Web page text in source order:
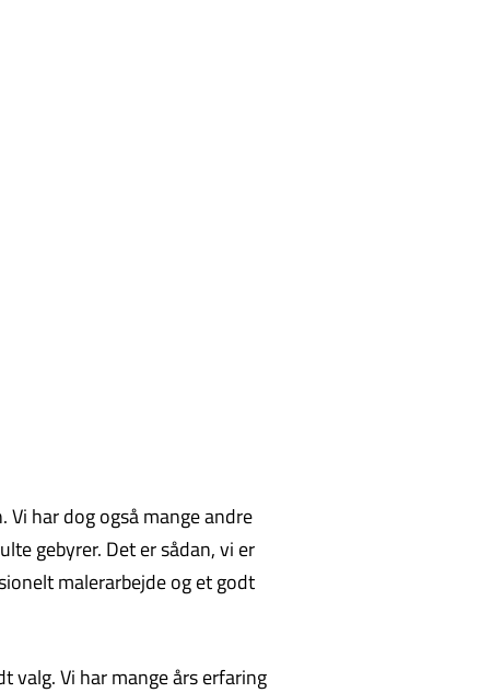
har dog også mange andre
gebyrer. Det er sådan, vi er
malerarbejde og et godt
valg. Vi har mange års erfaring